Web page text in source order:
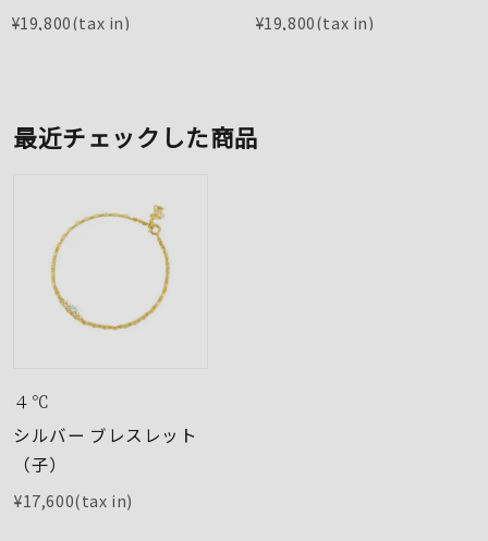
¥19,800 ¥19,800
最近チェックした商品
４℃
シルバー ブレスレット
（子）
¥17,600(tax in)